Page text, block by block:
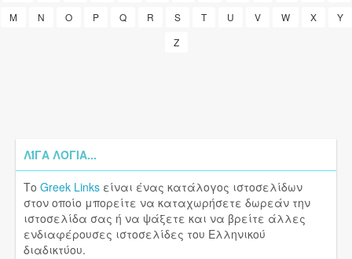
M
N O P Q R S T U V W X
Y
Z
ΛΊΓΑ ΛΌΓΙΑ...
Το Greek Links είναι ένας κατάλογος ιστοσελίδων
στον οποίο μπορείτε να καταχωρήσετε δωρεάν την
ιστοσελίδα σας ή να ψάξετε και να βρείτε άλλες
ενδιαφέρουσες ιστοσελίδες του Ελληνικού
διαδικτύου.